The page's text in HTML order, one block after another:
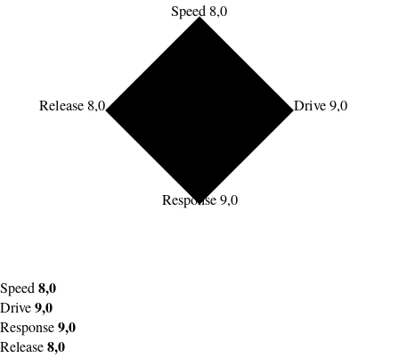
Speed 8,0
Drive 9,0
Response 9,0
Release 8,0
Speed8,0
Drive9,0
Response9,0
Release8,0